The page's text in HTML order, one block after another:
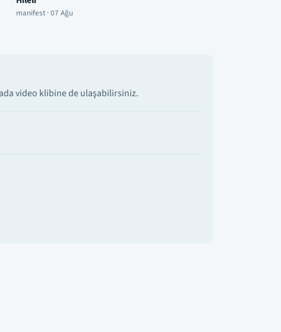
video klibine de ulaşabilirsiniz.
manifest · 07 Ağu